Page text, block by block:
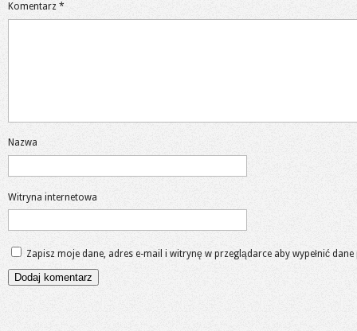
Komentarz *
Nazwa
Witryna internetowa
Zapisz moje dane, adres e-mail i witrynę w przeglądarce aby wypełnić